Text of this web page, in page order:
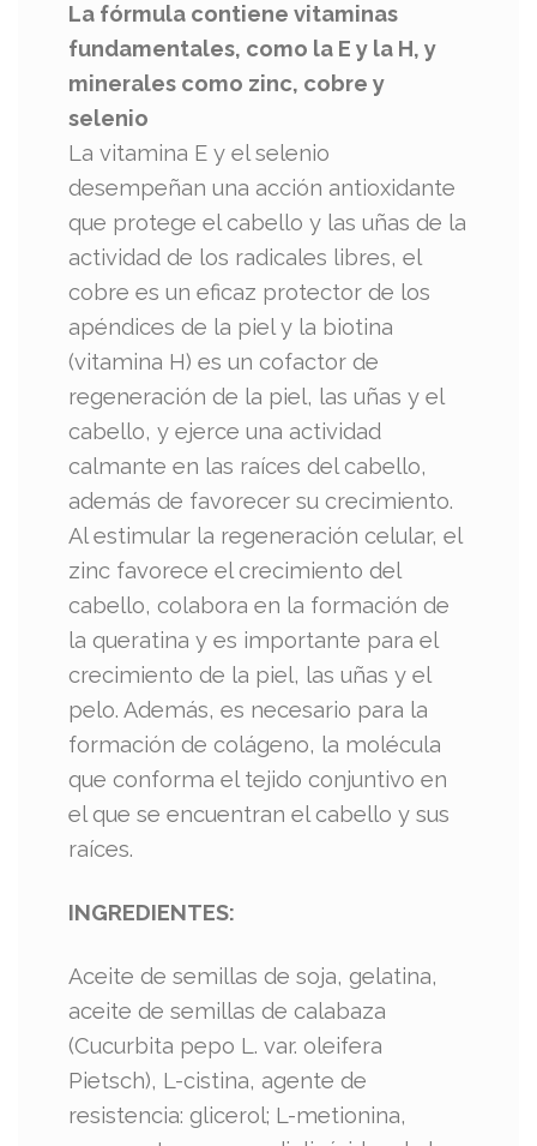
La fórmula contiene vitaminas
fundamentales, como la E y la H,y
minerales como zinc, cobre y
selenio
La vitamina E y el selenio
desempeñan una acción antioxidante
que protege el cabello y las uñas de la
actividad de los radicales libres, el
cobre es un eficaz protector de los
apéndices de la piel y la biotina
(vitamina H) es un cofactor de
regeneración de la piel, las uñas y el
cabello, y ejerce una actividad
calmante en las raíces del cabello,
además de favorecer su crecimiento.
Al estimular la regeneración celular, el
zinc favorece el crecimiento del
cabello, colabora en la formación de
la queratina y es importante para el
crecimiento de la piel, las uñas y el
pelo. Además, es necesario para la
formación de colágeno, la molécula
que conforma el tejido conjuntivo en
el que se encuentran el cabello y sus
raíces.
INGREDIENTES:
Aceite de semillas de soja, gelatina,
aceite de semillas de calabaza
(Cucurbita pepo L. var. oleifera
Pietsch), L-cistina, agente de
resistencia: glicerol; L-metionina,